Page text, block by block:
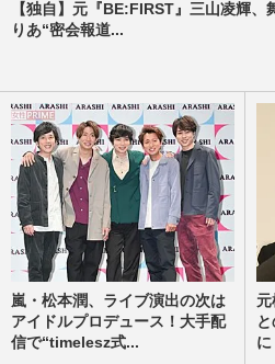
【独自】元『BE:FIRST』三山凌輝、
りあ“密会報道...
嵐・松本潤、ライブ演出の次は
アイドルプロデュース！大手配
信で“timelesz式...